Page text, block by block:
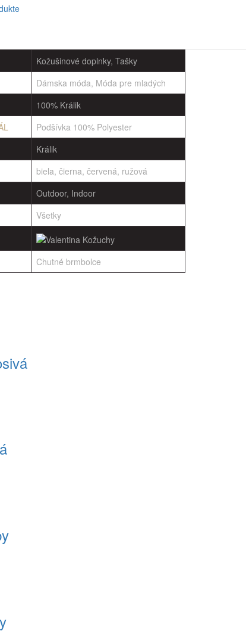
Kožušinové doplnky, Tašky
Dámska móda, Móda pre mladých
100% Králik
Podšívka 100% Polyester
Králik
biela, čierna, červená, ružová
Outdoor, Indoor
Všetky
Chutné brmbolce